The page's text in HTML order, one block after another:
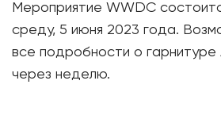
Мероприятие WWDC
среду, 5 июня 2023 года.
все подробности о гарнитуре
через неделю.